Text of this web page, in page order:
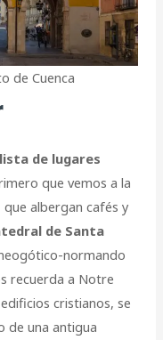
de Cuenca
lista de lugares
que vemos a la
albergan cafés y
de Santa
normando
recuerda a Notre
cristianos, se
de una antigua